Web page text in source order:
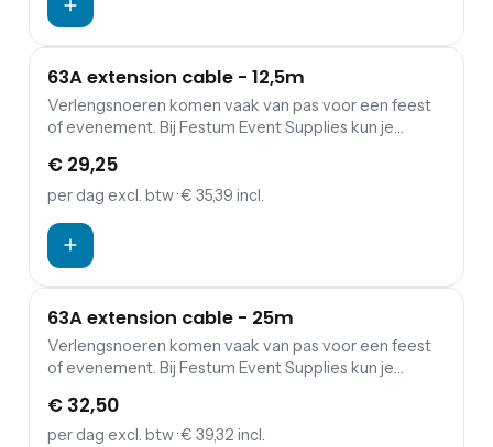
63A extension cable - 12,5m
Verlengsnoeren komen vaak van pas voor een feest
of evenement. Bij Festum Event Supplies kun je
en kabbelmatten.
€ 29,25
per dag excl. btw· € 35,39 incl.
63A extension cable - 25m
Verlengsnoeren komen vaak van pas voor een feest
of evenement. Bij Festum Event Supplies kun je
en kabbelmatten.
€ 32,50
per dag excl. btw· € 39,32 incl.